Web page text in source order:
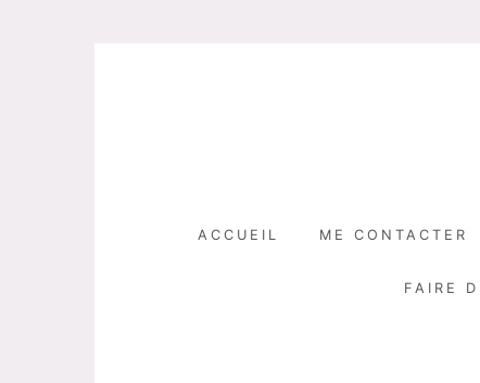
ACCUEIL ME CONTACTER
FAIRE